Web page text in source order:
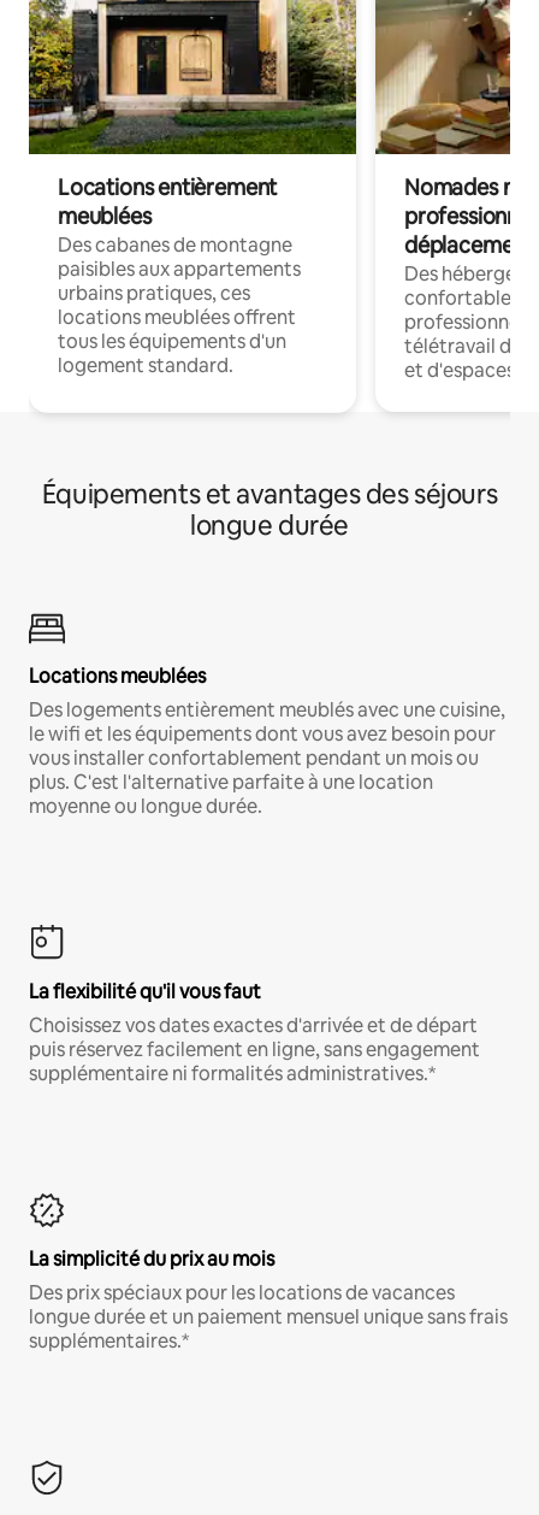
Locations entièrement
meublées
Des cabanes de montagne
paisibles aux appartements
urbains pratiques, ces
locations meublées offrent
tous les équipements d'un
logement standard.
Nomades
déplacement
Des
confortables
professionnels
télétravail
et d'espaces
Équipements et avantages des séjours
longue durée
Locations meublées
Des logements entièrement meublés avec une cuisine,
le wifi et les équipements dont vous avez besoin pour
vous installer confortablement pendant un mois ou
plus. C'est l'alternative parfaite à une location
moyenne ou longue durée.
La flexibilité qu'il vous faut
Choisissez vos dates exactes d'arrivée et de départ
puis réservez facilement en ligne, sans engagement
supplémentaire ni formalités administratives.*
La simplicité du prix au mois
Des prix spéciaux pour les locations de vacances
longue durée et un paiement mensuel unique sans frais
supplémentaires.*